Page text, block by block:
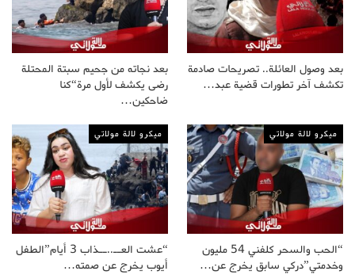
بعد وصول العائلة.. تصريحات صادمة
تكشف آخر تطورات قضية عبد…
بعد نجاته من جحيم سبتة المحتلة
رضى يكشف لأول مرة“كنا
ضاحكين…
ميكرو لالة مولاتي
“الحب والسحر كلفني 54 مليون
وخدمتي”دركي سابق يخرج عن…
ميكرو لالة مولاتي
“عشت العــ..ــذاب 3 أيام”الطفل
أيوب يخرج عن صمته…